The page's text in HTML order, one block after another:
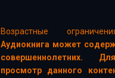
Возрастные
Аудиокнига может
совершеннолетних.
просмотр данного